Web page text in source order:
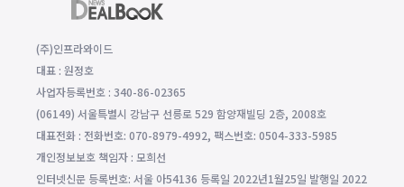
(주)인프라와이드
대표 : 원정호
사업자등록번호 : 340-86-02365
(06149) 서울특별시 강남구 선릉로 529 함양재빌딩 2층, 2008호
대표전화 : 전화번호: 070-8979-4992, 팩스번호: 0504-333-5985
개인정보보호 책임자 : 모희선
인터넷신문 등록번호: 서울 아54136 등록일 2022년1월25일 발행일 2022